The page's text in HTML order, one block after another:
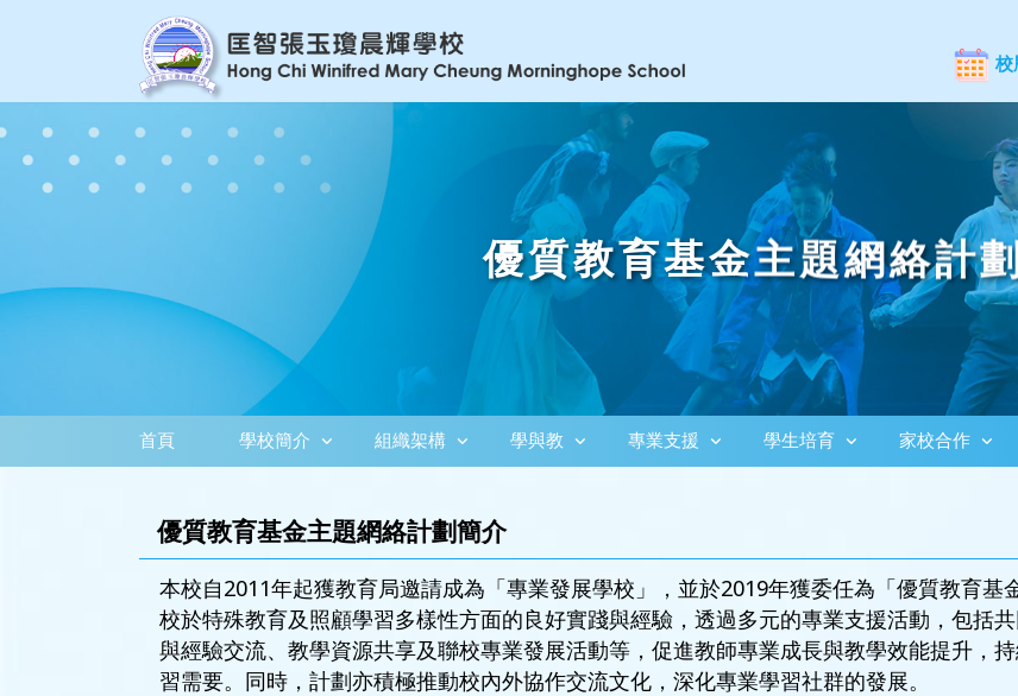
校
優質教育基金主題網絡計
首頁 學校簡介 組織架構 學與教 專業支援 學生培育 家校合作
優質教育基金主題網絡計劃簡介
本校自2011年起獲教育局邀請成為「專業發展學校」，並於2019年獲委任為「優質教育
校於特殊教育及照顧學習多樣性方面的良好實踐與經驗，透過多元的專業支援活動，包括
與經驗交流、教學資源共享及聯校專業發展活動等，促進教師專業成長與教學效能提升，
習需要。同時，計劃亦積極推動校內外協作交流文化，深化專業學習社群的發展。